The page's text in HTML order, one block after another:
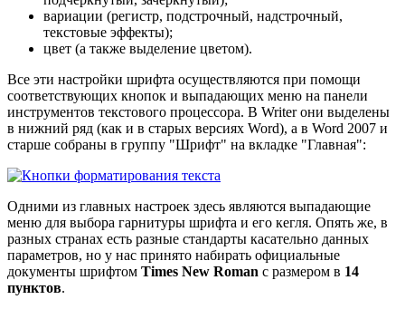
вариации (регистр, подстрочный, надстрочный,
текстовые эффекты);
цвет (а также выделение цветом).
Все эти настройки шрифта осуществляются при помощи
соответствующих кнопок и выпадающих меню на панели
инструментов текстового процессора. В Writer они выделены
в нижний ряд (как и в старых версиях Word), а в Word 2007 и
старше собраны в группу "Шрифт" на вкладке "Главная":
Одними из главных настроек здесь являются выпадающие
меню для выбора гарнитуры шрифта и его кегля. Опять же, в
разных странах есть разные стандарты касательно данных
параметров, но у нас принято набирать официальные
документы шрифтом Times New Roman с размером в 14
пунктов.